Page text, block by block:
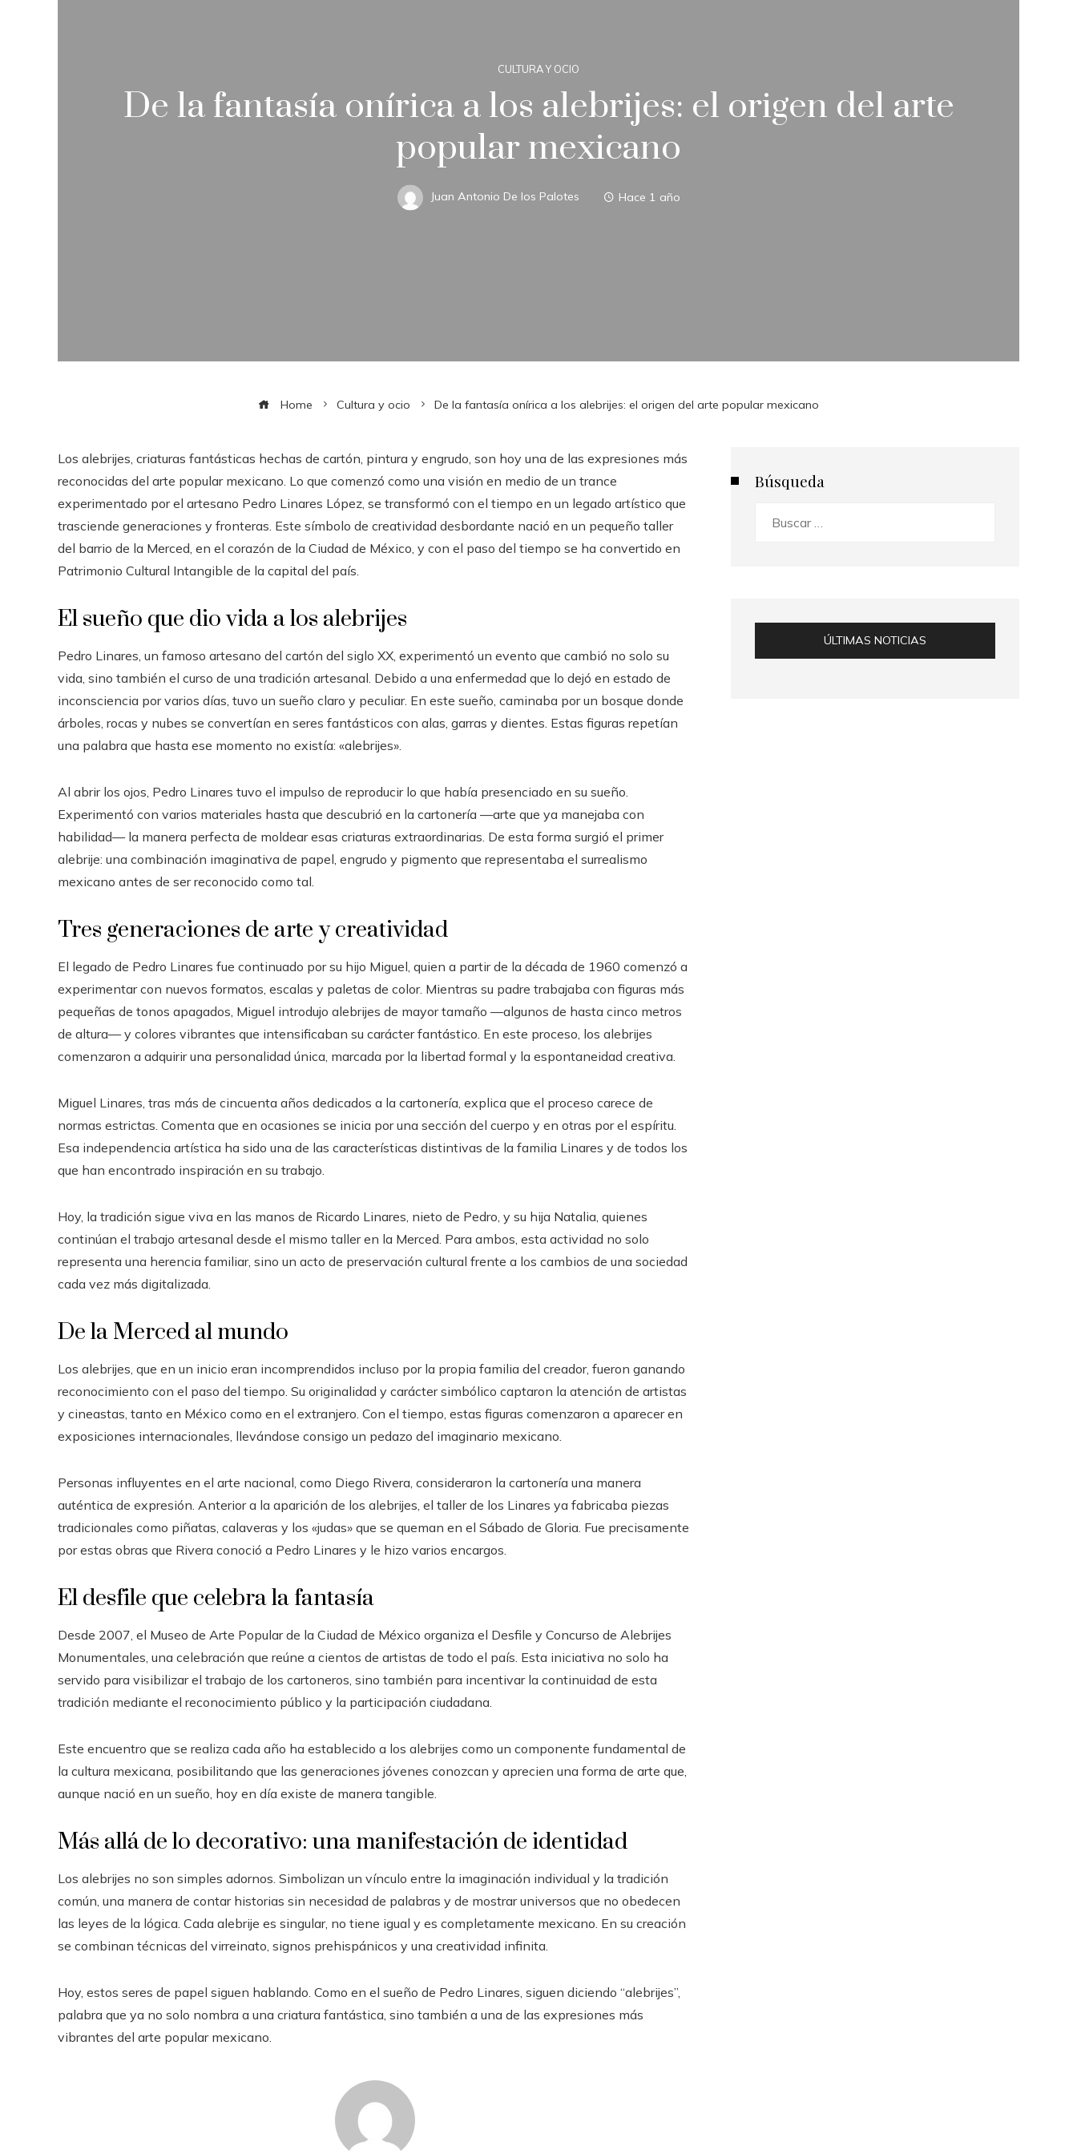
CULTURA Y OCIO
De la fantasía onírica a los alebrijes: el origen del arte
popular mexicano
Juan Antonio De los Palotes Hace 1 año
Home Cultura y ocio De la fantasía onírica a los alebrijes: el origen del arte popular mexicano
Los alebrijes, criaturas fantásticas hechas de cartón, pintura y engrudo, son hoy una de las expresiones más
reconocidas del arte popular mexicano. Lo que comenzó como una visión en medio de un trance
experimentado por el artesano Pedro Linares López, se transformó con el tiempo en un legado artístico que
trasciende generaciones y fronteras. Este símbolo de creatividad desbordante nació en un pequeño taller
del barrio de la Merced, en el corazón de la Ciudad de México, y con el paso del tiempo se ha convertido en
Patrimonio Cultural Intangible de la capital del país.
El sueño que dio vida a los alebrijes
Pedro Linares, un famoso artesano del cartón del siglo XX, experimentó un evento que cambió no solo su
vida, sino también el curso de una tradición artesanal. Debido a una enfermedad que lo dejó en estado de
inconsciencia por varios días, tuvo un sueño claro y peculiar. En este sueño, caminaba por un bosque donde
árboles, rocas y nubes se convertían en seres fantásticos con alas, garras y dientes. Estas figuras repetían
una palabra que hasta ese momento no existía: «alebrijes».
Al abrir los ojos, Pedro Linares tuvo el impulso de reproducir lo que había presenciado en su sueño.
Experimentó con varios materiales hasta que descubrió en la cartonería —arte que ya manejaba con
habilidad— la manera perfecta de moldear esas criaturas extraordinarias. De esta forma surgió el primer
alebrije: una combinación imaginativa de papel, engrudo y pigmento que representaba el surrealismo
mexicano antes de ser reconocido como tal.
Tres generaciones de arte y creatividad
El legado de Pedro Linares fue continuado por su hijo Miguel, quien a partir de la década de 1960 comenzó a
experimentar con nuevos formatos, escalas y paletas de color. Mientras su padre trabajaba con figuras más
pequeñas de tonos apagados, Miguel introdujo alebrijes de mayor tamaño —algunos de hasta cinco metros
de altura— y colores vibrantes que intensificaban su carácter fantástico. En este proceso, los alebrijes
comenzaron a adquirir una personalidad única, marcada por la libertad formal y la espontaneidad creativa.
Miguel Linares, tras más de cincuenta años dedicados a la cartonería, explica que el proceso carece de
normas estrictas. Comenta que en ocasiones se inicia por una sección del cuerpo y en otras por el espíritu.
Esa independencia artística ha sido una de las características distintivas de la familia Linares y de todos los
que han encontrado inspiración en su trabajo.
Hoy, la tradición sigue viva en las manos de Ricardo Linares, nieto de Pedro, y su hija Natalia, quienes
continúan el trabajo artesanal desde el mismo taller en la Merced. Para ambos, esta actividad no solo
representa una herencia familiar, sino un acto de preservación cultural frente a los cambios de una sociedad
cada vez más digitalizada.
De la Merced al mundo
Los alebrijes, que en un inicio eran incomprendidos incluso por la propia familia del creador, fueron ganando
reconocimiento con el paso del tiempo. Su originalidad y carácter simbólico captaron la atención de artistas
y cineastas, tanto en México como en el extranjero. Con el tiempo, estas figuras comenzaron a aparecer en
exposiciones internacionales, llevándose consigo un pedazo del imaginario mexicano.
Personas influyentes en el arte nacional, como Diego Rivera, consideraron la cartonería una manera
auténtica de expresión. Anterior a la aparición de los alebrijes, el taller de los Linares ya fabricaba piezas
tradicionales como piñatas, calaveras y los «judas» que se queman en el Sábado de Gloria. Fue precisamente
por estas obras que Rivera conoció a Pedro Linares y le hizo varios encargos.
El desfile que celebra la fantasía
Desde 2007, el Museo de Arte Popular de la Ciudad de México organiza el Desfile y Concurso de Alebrijes
Monumentales, una celebración que reúne a cientos de artistas de todo el país. Esta iniciativa no solo ha
servido para visibilizar el trabajo de los cartoneros, sino también para incentivar la continuidad de esta
tradición mediante el reconocimiento público y la participación ciudadana.
Este encuentro que se realiza cada año ha establecido a los alebrijes como un componente fundamental de
la cultura mexicana, posibilitando que las generaciones jóvenes conozcan y aprecien una forma de arte que,
aunque nació en un sueño, hoy en día existe de manera tangible.
Más allá de lo decorativo: una manifestación de identidad
Los alebrijes no son simples adornos. Simbolizan un vínculo entre la imaginación individual y la tradición
común, una manera de contar historias sin necesidad de palabras y de mostrar universos que no obedecen
las leyes de la lógica. Cada alebrije es singular, no tiene igual y es completamente mexicano. En su creación
se combinan técnicas del virreinato, signos prehispánicos y una creatividad infinita.
Hoy, estos seres de papel siguen hablando. Como en el sueño de Pedro Linares, siguen diciendo “alebrijes”,
palabra que ya no solo nombra a una criatura fantástica, sino también a una de las expresiones más
vibrantes del arte popular mexicano.
Búsqueda
ÚLTIMAS NOTICIAS